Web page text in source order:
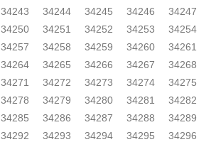
34243 34244 34245 34246
34247
34250 34251 34252 34253
34254
34257 34258 34259 34260
34261
34264 34265 34266 34267
34268
34271 34272 34273 34274
34275
34278 34279 34280 34281
34282
34285 34286 34287 34288
34289
34292 34293 34294 34295
34296